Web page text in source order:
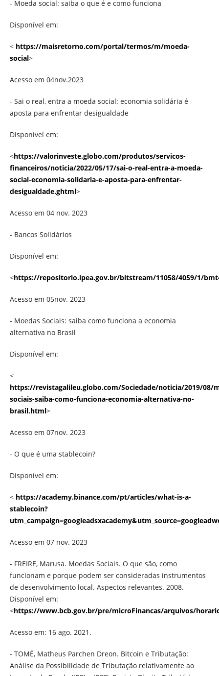
- Moeda social: saiba o que é e como funciona
Disponível em:
< https://maisretorno.com/portal/termos/m/moeda-
social>
Acesso em 04nov.2023
- Sai o real, entra a moeda social: economia solidária é
aposta para enfrentar desigualdade
Disponível em:
<https://valorinveste.globo.com/produtos/servicos-
financeiros/noticia/2022/05/17/sai-o-real-entra-a-moeda-
social-economia-solidaria-e-aposta-para-enfrentar-
desigualdade.ghtml>
Acesso em 04 nov. 2023
- Bancos Solidários
Disponível em:
<https://repositorio.ipea.gov.br/bitstream/11058/4059/1/
Acesso em 05nov. 2023
- Moedas Sociais: saiba como funciona a economia
alternativa no Brasil
Disponível em:
<
https://revistagalileu.globo.com/Sociedade/noticia/2019/08/
sociais-saiba-como-funciona-economia-alternativa-no-
brasil.html>
Acesso em 07nov. 2023
- O que é uma stablecoin?
Disponível em:
< https://academy.binance.com/pt/articles/what-is-a-
stablecoin?
Acesso em 07 nov. 2023
- FREIRE, Marusa. Moedas Sociais. O que são, como
funcionam e porque podem ser consideradas instrumentos
de desenvolvimento local. Aspectos relevantes. 2008.
Disponível em:
<https://www.bcb.gov.br/pre/microFinancas/arquivos/
Acesso em: 16 ago. 2021.
- TOMÉ, Matheus Parchen Dreon. Bitcoin e Tributação:
Análise da Possibilidade de Tributação relativamente ao